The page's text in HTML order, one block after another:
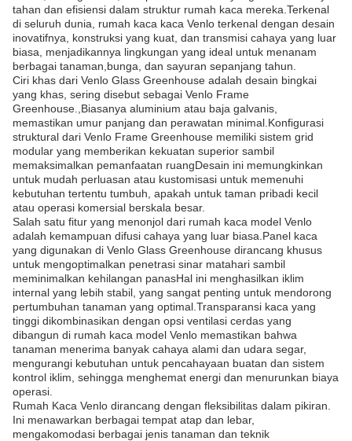
tahan dan efisiensi dalam struktur rumah kaca mereka.Terkenal
di seluruh dunia, rumah kaca kaca Venlo terkenal dengan desain
inovatifnya, konstruksi yang kuat, dan transmisi cahaya yang luar
biasa, menjadikannya lingkungan yang ideal untuk menanam
berbagai tanaman,bunga, dan sayuran sepanjang tahun.
Ciri khas dari Venlo Glass Greenhouse adalah desain bingkai
yang khas, sering disebut sebagai Venlo Frame
Greenhouse.,Biasanya aluminium atau baja galvanis,
memastikan umur panjang dan perawatan minimal.Konfigurasi
struktural dari Venlo Frame Greenhouse memiliki sistem grid
modular yang memberikan kekuatan superior sambil
memaksimalkan pemanfaatan ruangDesain ini memungkinkan
untuk mudah perluasan atau kustomisasi untuk memenuhi
kebutuhan tertentu tumbuh, apakah untuk taman pribadi kecil
atau operasi komersial berskala besar.
Salah satu fitur yang menonjol dari rumah kaca model Venlo
adalah kemampuan difusi cahaya yang luar biasa.Panel kaca
yang digunakan di Venlo Glass Greenhouse dirancang khusus
untuk mengoptimalkan penetrasi sinar matahari sambil
meminimalkan kehilangan panasHal ini menghasilkan iklim
internal yang lebih stabil, yang sangat penting untuk mendorong
pertumbuhan tanaman yang optimal.Transparansi kaca yang
tinggi dikombinasikan dengan opsi ventilasi cerdas yang
dibangun di rumah kaca model Venlo memastikan bahwa
tanaman menerima banyak cahaya alami dan udara segar,
mengurangi kebutuhan untuk pencahayaan buatan dan sistem
kontrol iklim, sehingga menghemat energi dan menurunkan biaya
operasi.
Rumah Kaca Venlo dirancang dengan fleksibilitas dalam pikiran.
Ini menawarkan berbagai tempat atap dan lebar,
mengakomodasi berbagai jenis tanaman dan teknik